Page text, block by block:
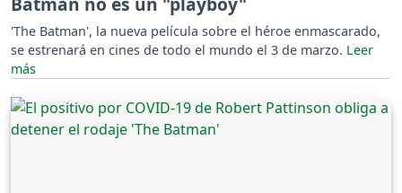
'The Batman', la nueva película sobre el héroe enmascarado,
se estrenará en cines de todo el mundo el 3 de marzo.